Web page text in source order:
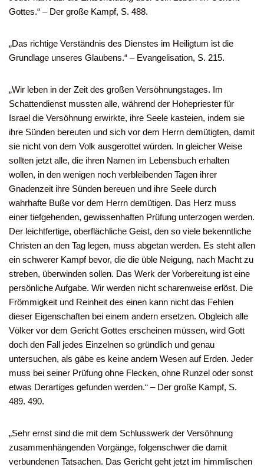
Gottes.“ – Der große Kampf, S. 488.
„Das richtige Verständnis des Dienstes im Heiligtum ist die
Grundlage unseres Glaubens.“ – Evangelisation, S. 215.
„Wir leben in der Zeit des großen Versöhnungstages. Im
Schattendienst mussten alle, während der Hohepriester für
Israel die Versöhnung erwirkte, ihre Seele kasteien, indem sie
ihre Sünden bereuten und sich vor dem Herrn demütigten, damit
sie nicht von dem Volk ausgerottet würden. In gleicher Weise
sollten jetzt alle, die ihren Namen im Lebensbuch erhalten
wollen, in den wenigen noch verbleibenden Tagen ihrer
Gnadenzeit ihre Sünden bereuen und ihre Seele durch
wahrhafte Buße vor dem Herrn demütigen. Das Herz muss
einer tiefgehenden, gewissenhaften Prüfung unterzogen werden.
Der leichtfertige, oberflächliche Geist, den so viele bekenntliche
Christen an den Tag legen, muss abgetan werden. Es steht allen
ein schwerer Kampf bevor, die die üble Neigung, nach Macht zu
streben, überwinden sollen. Das Werk der Vorbereitung ist eine
persönliche Aufgabe. Wir werden nicht scharenweise erlöst. Die
Frömmigkeit und Reinheit des einen kann nicht das Fehlen
dieser Eigenschaften bei einem andern ersetzen. Obgleich alle
Völker vor dem Gericht Gottes erscheinen müssen, wird Gott
doch den Fall jedes Einzelnen so gründlich und genau
untersuchen, als gäbe es keine andern Wesen auf Erden. Jeder
muss bei seiner Prüfung ohne Flecken, ohne Runzel oder sonst
etwas Derartiges gefunden werden.“ – Der große Kampf, S.
489. 490.
„Sehr ernst sind die mit dem Schlusswerk der Versöhnung
zusammenhängenden Vorgänge, folgenschwer die damit
verbundenen Tatsachen. Das Gericht geht jetzt im himmlischen